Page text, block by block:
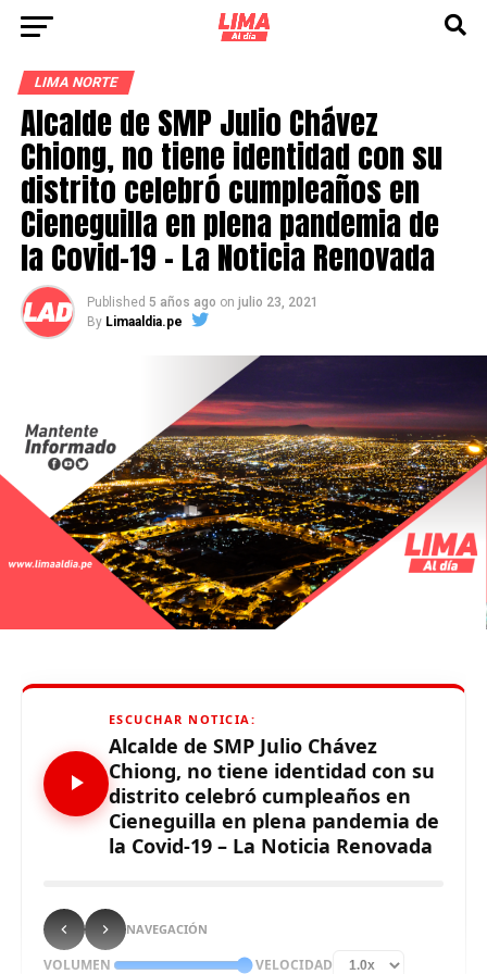
LIMA NORTE
Alcalde de SMP Julio Chávez
Chiong, no tiene identidad con su
distrito celebró cumpleaños en
Cieneguilla en plena pandemia de
la Covid-19 – La Noticia Renovada
Published 5 años ago on julio 23, 2021
By Limaaldia.pe
ESCUCHAR NOTICIA:
Alcalde de SMP Julio Chávez
Chiong, no tiene identidad con su
distrito celebró cumpleaños en
Cieneguilla en plena pandemia de
la Covid-19 – La Noticia Renovada
NAVEGACIÓN
VOLUMEN VELOCIDAD